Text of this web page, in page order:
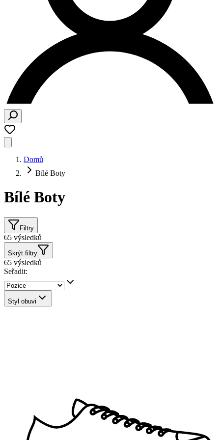
Domů
Bílé Boty
Bílé Boty
Filtry
65 výsledků
Skrýt filtry
65 výsledků
Seřadit:
Styl obuvi